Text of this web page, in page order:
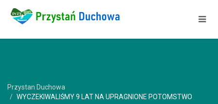
Przystan Duchowa
WYCZEKIWALIŚMY 9 LAT NA UPRAGNIONE POTOMSTWO